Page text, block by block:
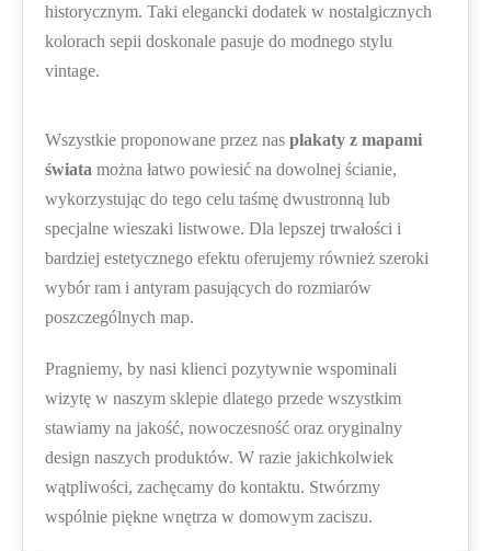
historycznym. Taki elegancki dodatek w nostalgicznych
kolorach sepii doskonale pasuje do modnego stylu
vintage.
Wszystkie proponowane przez nas plakaty z mapami
świata można łatwo powiesić na dowolnej ścianie,
wykorzystując do tego celu taśmę dwustronną lub
specjalne wieszaki listwowe. Dla lepszej trwałości i
bardziej estetycznego efektu oferujemy również szeroki
wybór ram i antyram pasujących do rozmiarów
poszczególnych map.
Pragniemy, by nasi klienci pozytywnie wspominali
wizytę w naszym sklepie dlatego przede wszystkim
stawiamy na jakość, nowoczesność oraz oryginalny
design naszych produktów. W razie jakichkolwiek
wątpliwości, zachęcamy do kontaktu. Stwórzmy
wspólnie piękne wnętrza w domowym zaciszu.